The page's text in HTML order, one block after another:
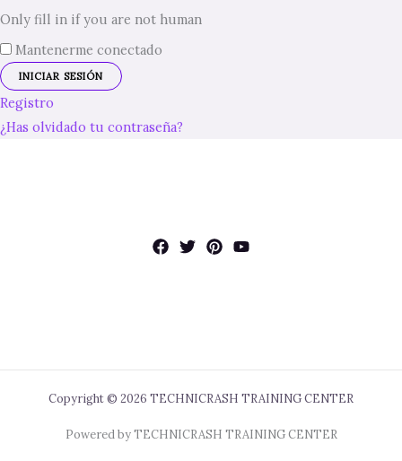
Only fill in if you are not human
Mantenerme conectado
Registro
¿Has olvidado tu contraseña?
Copyright © 2026 TECHNICRASH TRAINING CENTER
Powered by TECHNICRASH TRAINING CENTER